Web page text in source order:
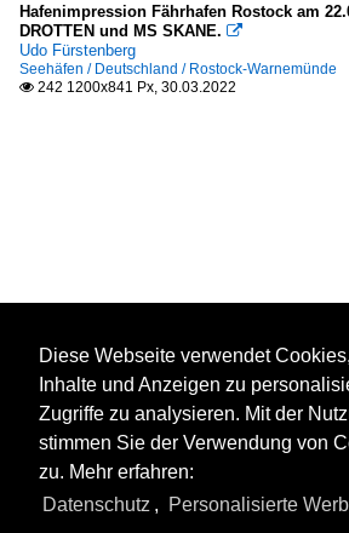
Hafenimpression Fährhafen Rostock am
DROTTEN und MS SKANE. 
Udo Fürstenberg
Seehäfen / Deutschland / Rostock-Warnemünde
 242 1200x841 Px, 30.03.2022
Diese Webseite verwendet
Inhalte und Anzeigen zu
Zugriffe zu analysieren. Mit der
stimmen Sie der Verwendung von
zu. Mehr erfahren:
Datenschutz , Personalisierte